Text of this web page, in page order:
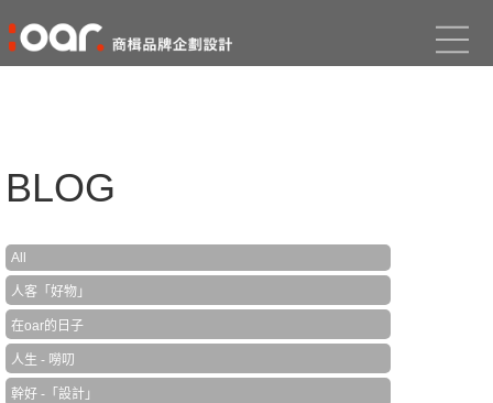
BLOG
All
人客「好物」
在oar的日子
人生 - 嘮叨
幹好 -「設計」